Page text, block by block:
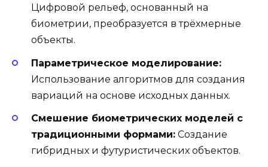
Цифровой рельеф, основанный на
биометрии, преобразуется в трёхмерные
объекты.
Параметрическое моделирование:
Использование алгоритмов для создания
вариаций на основе исходных данных.
Смешение биометрических моделей с
традиционными формами: Создание
гибридных и футуристических объектов.